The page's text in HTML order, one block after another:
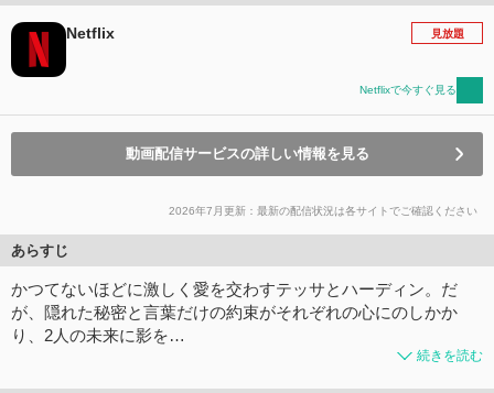
Netflix 見放題
Netflixで今すぐ見る
動画配信サービスの詳しい情報を見る
2026年7月更新：最新の配信状況は各サイトでご確認ください
あらすじ
かつてないほどに激しく愛を交わすテッサとハーディン。だ
が、隠れた秘密と言葉だけの約束がそれぞれの心にのしかか
り、2人の未来に影を…
続きを読む